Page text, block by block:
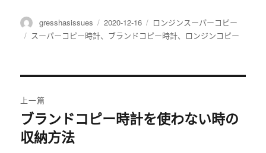
作
者
gresshasissues
发
布
2020-12-16
分
类
ロンジンスーパーコピー
标
スーパーコピー時計、 ブランドコピー時計、 ロンジンコピー
章
导
上一篇
上
篇
ブランドコピー時計を使わない時の
収納方法